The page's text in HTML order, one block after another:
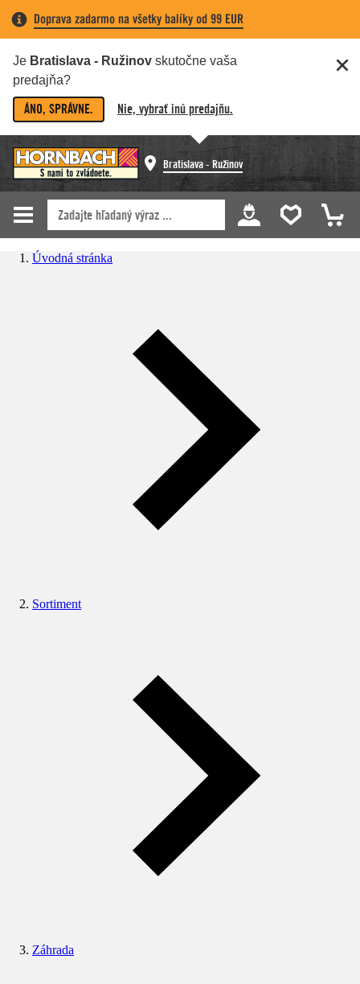
Doprava zadarmo na všetky balíky od 99 EUR
Je Bratislava - Ružinov skutočne vaša
predajňa?
ÁNO, SPRÁVNE. Nie, vybrať inú predajňu.
Bratislava - Ružinov
Úvodná stránka
Sortiment
Záhrada